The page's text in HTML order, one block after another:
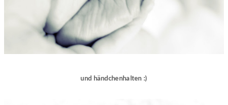
und händchenhalten :)